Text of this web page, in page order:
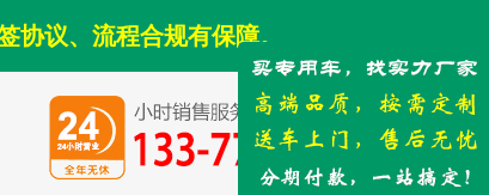
议、流程合规有保障。